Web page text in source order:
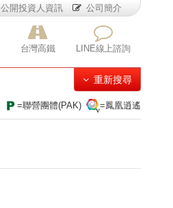
台灣高鐵 LINE線上諮詢
公開投資人資訊 公司簡介
重新搜尋
=聯營團體(PAK) =鳳凰逍遙